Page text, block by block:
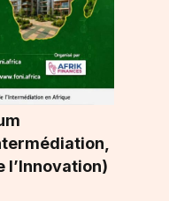
l’Innovation)